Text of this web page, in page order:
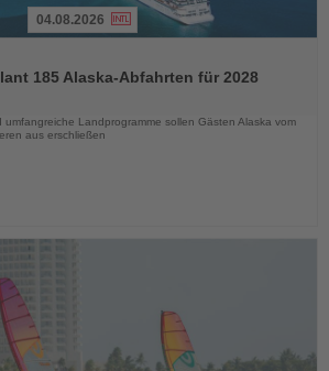
04.08.2026
185 Alaska-Abfahrten für 2028
Landprogramme sollen Gästen Alaska vom
aus erschließen